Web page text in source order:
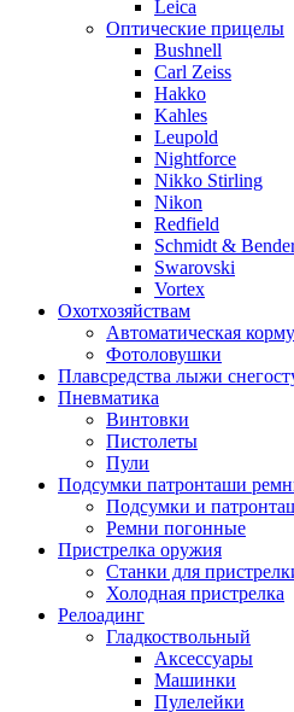
Leica
Оптические прицелы
Bushnell
Carl Zeiss
Hakko
Kahles
Leupold
Nightforce
Nikko Stirling
Nikon
Redfield
Schmidt &
Swarovski
Vortex
Охотхозяйствам
Автоматическая
Фотоловушки
Плавсредства лыжи
Пневматика
Винтовки
Пистолеты
Пули
Подсумки патронташи
Подсумки и
Ремни погонные
Пристрелка оружия
Станки для
Холодная пристрелка
Релоадинг
Гладкоствольный
Аксессуары
Машинки
Пулелейки